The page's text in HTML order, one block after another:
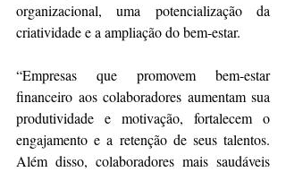
organizacional, uma potencialização da
criatividade e a ampliação do bem-estar.
“Empresas que promovem bem-estar
financeiro aos colaboradores aumentam sua
produtividade e motivação, fortalecem o
engajamento e a retenção de seus talentos.
Além disso, colaboradores mais saudáveis